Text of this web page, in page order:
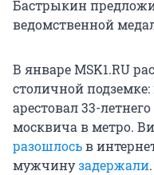
Бастрыкин
ведомственной
В январе MSK1.RU
столичной
арестовал 33-
москвича в метро.
разошлосьв
мужчинузадержали.